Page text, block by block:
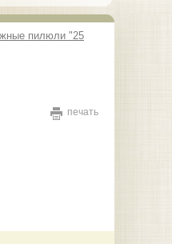
пилюли "25
печать